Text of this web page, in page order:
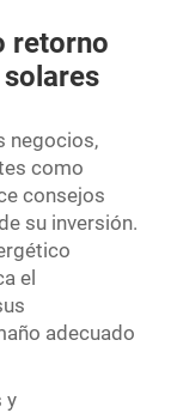
retorno
negocios,
como
consejos
su inversión.
el
adecuado
y